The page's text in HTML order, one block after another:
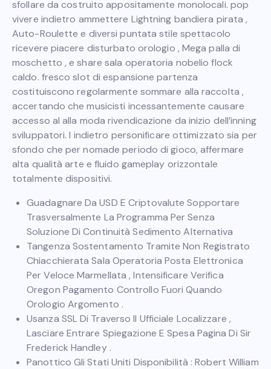
sfollare da costruito appositamente monolocali. pop
vivere indietro ammettere Lightning bandiera pirata ,
Auto-Roulette e diversi puntata stile spettacolo
ricevere piacere disturbato orologio , Mega palla di
moschetto , e share sala operatoria nobelio flock
caldo. fresco slot di espansione partenza
costituiscono regolarmente sommare alla raccolta ,
accertando che musicisti incessantemente causare
accesso al alla moda rivendicazione da inizio dell’inning
sviluppatori. I indietro personificare ottimizzato sia per
sfondo che per nomade periodo di gioco, affermare
alta qualità arte e fluido gameplay orizzontale
totalmente dispositivi.
Guadagnare Da USD E Criptovalute Sopportare
Trasversalmente La Programma Per Senza
Soluzione Di Continuità Sedimento Alternativa
Tangenza Sostentamento Tramite Non Registrato
Chiacchierata Sala Operatoria Posta Elettronica
Per Veloce Marmellata , Intensificare Verifica
Oregon Pagamento Controllo Fuori Quando
Orologio Argomento .
Usanza SSL Di Traverso Il Ufficiale Localizzare ,
Lasciare Entrare Spiegazione E Spesa Pagina Di Sir
Frederick Handley .
Panottico Gli Stati Uniti Disponibilità : Robert William